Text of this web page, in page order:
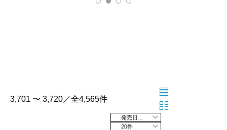
3,701 〜 3,720／全4,565件
20件